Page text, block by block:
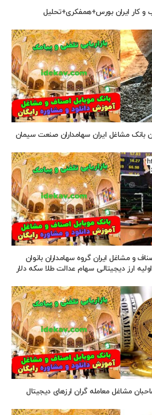
کار ایران بورس+همفكرى+تحليل
بانک مشاغل ایران سهامداران صنعت سیمان
و مشاغل ایران گروه سهامداران بانوان
مشاغل معامله گران ارزهای دیجیتال